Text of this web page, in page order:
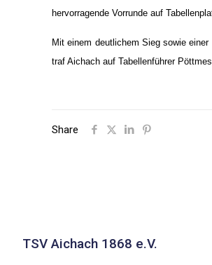
hervorragende Vorrunde auf
Mit einem deutlichem Sieg sowie
traf Aichach auf Tabellenführer
Share
TSV Aichach 1868 e.V.